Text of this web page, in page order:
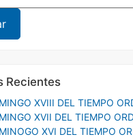
Recientes
XVIII DEL TIEMPO
XVII DEL TIEMPO
XVI DEL TIEMPO